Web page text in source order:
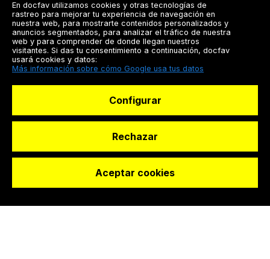
En docfav utilizamos cookies y otras tecnologías de
rastreo para mejorar tu experiencia de navegación en
nuestra web, para mostrarte contenidos personalizados y
anuncios segmentados, para analizar el tráfico de nuestra
web y para comprender de donde llegan nuestros
visitantes. Si das tu consentimiento a continuación, docfav
usará cookies y datos:
Más información sobre cómo Google usa tus datos
Configurar
Rechazar
Aceptar cookies